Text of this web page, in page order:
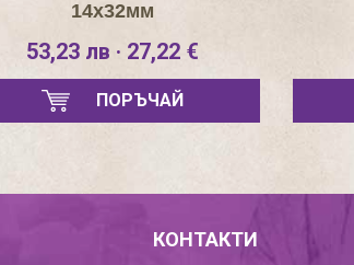
14х32мм
53,23 лв · 27,22 €
ПОРЪЧАЙ
КОНТАКТИ